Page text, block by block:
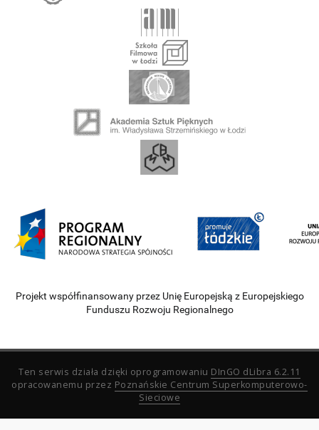
Projekt współfinansowany przez Unię Europejską z Europejskiego
Funduszu Rozwoju Regionalnego
Ten serwis działa dzięki oprogramowaniu DInGO dLibra 6.2.11
opracowanemu przez Poznańskie Centrum Superkomputerowo-
Sieciowe